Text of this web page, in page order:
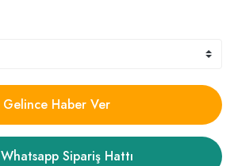
Gelince Haber Ver
Whatsapp Sipariş Hattı